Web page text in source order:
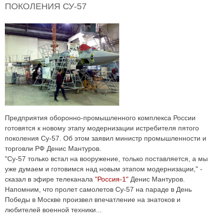
ПОКОЛЕНИЯ СУ-57
Предприятия оборонно-промышленного комплекса России
готовятся к новому этапу модернизации истребителя пятого
поколения Су-57. Об этом заявил министр промышленности и
торговли РФ Денис Мантуров.
"Су-57 только встал на вооружение, только поставляется, а мы
уже думаем и готовимся над новым этапом модернизации," -
сказал в эфире телеканала "Россия-1" Денис Мантуров.
Напомним, что пролет самолетов Су-57 на параде в День
Победы в Москве произвел впечатление на знатоков и
любителей военной техники...